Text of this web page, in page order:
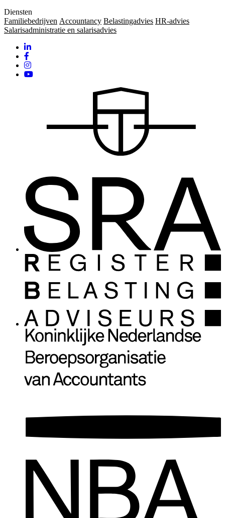
Diensten
Familiebedrijven Accountancy Belastingadvies HR-advies
Salarisadministratie en salarisadvies